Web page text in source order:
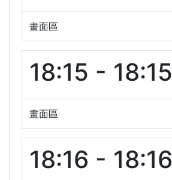
畫面區
18:15 - 18:15
畫面區
18:16 - 18:16